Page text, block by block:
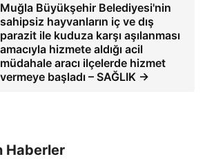
Muğla Büyükşehir Belediyesi'nin
sahipsiz hayvanların iç ve dış
parazit ile kuduza karşı aşılanması
amacıyla hizmete aldığı acil
müdahale aracı ilçelerde hizmet
vermeye başladı – SAĞLIK →
Haberler